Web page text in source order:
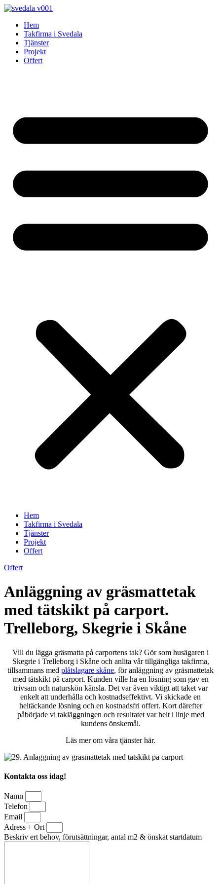
Skip
contentHem
Takfirma i Svedala
Tjänster
Projekt
Offert
Hem
Takfirma i Svedala
Tjänster
Projekt
Offert
Offert
Anläggning av gräsmattetak
med tätskikt på carport.
Trelleborg, Skegrie i Skåne
Vill du lägga gräsmatta på carportens tak? Gör som husägaren i
Skegrie i Trelleborg i Skåne och anlita vår tillgängliga takfirma,
tillsammans med plåtslagare skåne, för anläggning av gräsmattetak
med tätskikt på carport. Kunden ville ha en lösning som gav en
trivsam och naturskön känsla. Det var även viktigt att taket var
enkelt att underhålla och kostnadseffektivt. Vi skickade en
heltäckande lösning och en kostnadsfri offert. Kort därefter
påbörjade vi takläggningen och resultatet var helt i linje med
kundens önskemål.
Läs mer om våra tjänster här.
Kontakta oss idag!
Namn
Telefon
Email
Adress + Ort
Beskriv ert behov, förutsättningar, antal m2 & önskat startdatum